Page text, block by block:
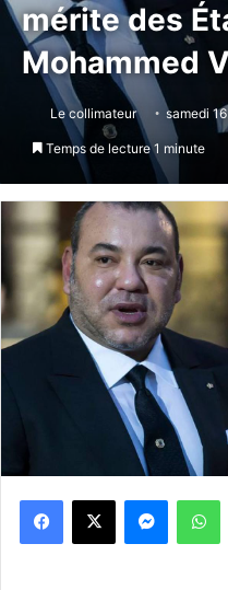
mérite des
Mohammed
Le collimateur samedi
Temps de lecture 1 minute